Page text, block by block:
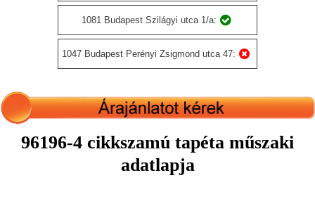
1081 Budapest Szilágyi utca 1/a:
1047 Budapest Perényi Zsigmond utca 47:
96196-4 cikkszamú tapéta műszaki
adatlapja